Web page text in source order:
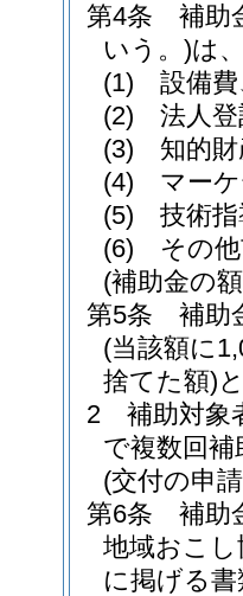
第4条
補助
いう。)は
(1)
設備
(2)
法人
(3)
知的
(4)
マー
(5)
技術
(6)
その
(補助金の
第5条
補助
(当該額に
捨てた額)
2
補助対象
で複数回
(交付の申
第6条
補助
地域おこし
に掲げる